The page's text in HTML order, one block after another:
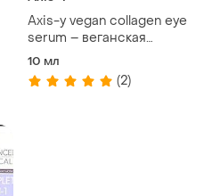
Axis-y vegan collagen eye
serum – веганская
увлажняющая сыворотка
под глаза с коллагеном
10 мл
(2)